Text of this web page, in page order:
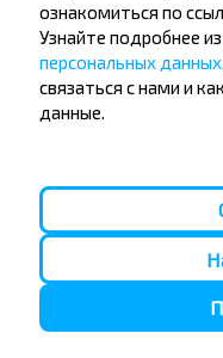
Минск - Несвиж
ознакомиться по
Узнайте подробнее
персональных данных
связаться с нами и
данные.